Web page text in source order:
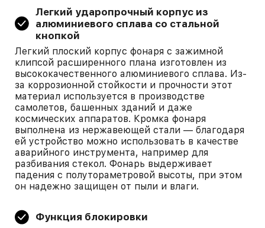
Легкий ударопрочный корпус из
алюминиевого сплава со стальной
кнопкой
Легкий плоский корпус фонаря с зажимной
клипсой расширенного плана изготовлен из
высококачественного алюминиевого сплава. Из-
за коррозионной стойкости и прочности этот
материал используется в производстве
самолетов, башенных зданий и даже
космических аппаратов. Кромка фонаря
выполнена из нержавеющей стали — благодаря
ей устройство можно использовать в качестве
аварийного инструмента, например для
разбивания стекол. Фонарь выдерживает
падения с полутораметровой высоты, при этом
он надежно защищен от пыли и влаги.
Функция блокировки